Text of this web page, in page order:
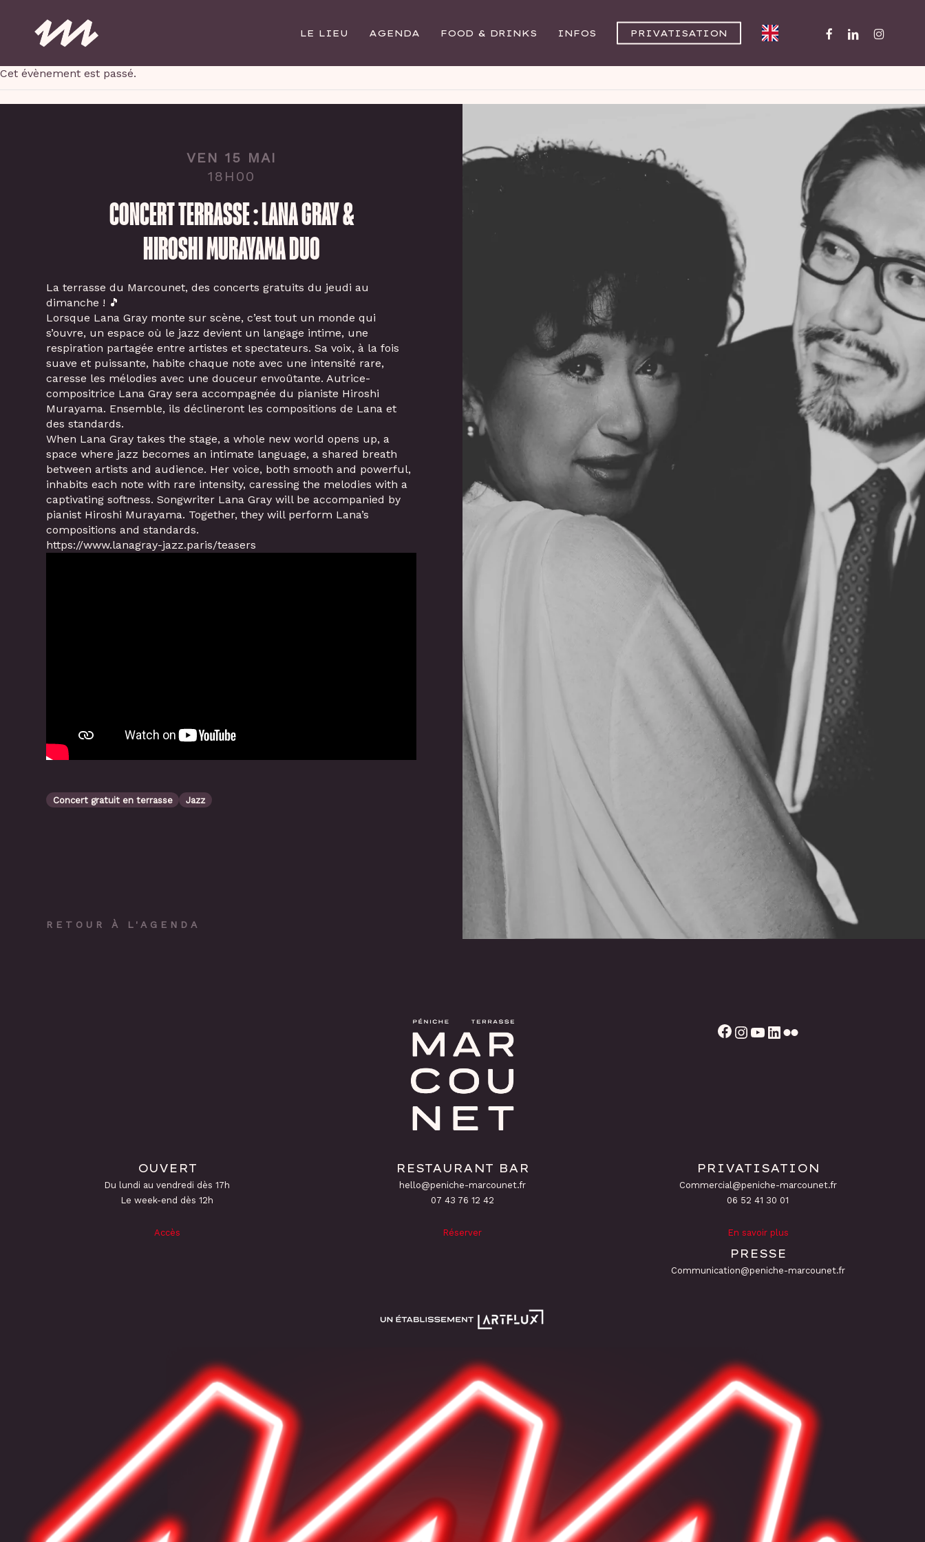
LE LIEU AGENDA FOOD & DRINKS INFOS PRIVATISATION FACEBOOK
LINKEDIN
Cet évènement est passé.
VEN 15 MAI
18H00
CONCERT TERRASSE : LANA GRAY &
HIROSHI MURAYAMA DUO
La terrasse du Marcounet, des concerts gratuits du jeudi au
dimanche ! 🎵
Lorsque Lana Gray monte sur scène, c’est tout un monde qui
s’ouvre, un espace où le jazz devient un langage intime, une
respiration partagée entre artistes et spectateurs. Sa voix, à la fois
suave et puissante, habite chaque note avec une intensité rare,
caresse les mélodies avec une douceur envoûtante. Autrice-
compositrice Lana Gray sera accompagnée du pianiste Hiroshi
Murayama. Ensemble, ils déclineront les compositions de Lana et
des standards.
When Lana Gray takes the stage, a whole new world opens up, a
space where jazz becomes an intimate language, a shared breath
between artists and audience. Her voice, both smooth and powerful,
inhabits each note with rare intensity, caressing the melodies with a
captivating softness. Songwriter Lana Gray will be accompanied by
pianist Hiroshi Murayama. Together, they will perform Lana’s
compositions and standards.
https://www.lanagray-jazz.paris/teasers
Concert gratuit en terrasse Jazz
RETOUR À L'AGENDA
Facebook Instagram YouTube
OUVERT
Du lundi au vendredi dès 17h
Le week-end dès 12h
Accès
RESTAURANT BAR
hello@peniche-marcounet.fr
‭07 43 76 12 42
Réserver
PRIVATISATION
Commercial@peniche-marcounet.fr
06 52 41 30 01
En savoir plus
PRESSE
Communication@peniche-marcounet.fr